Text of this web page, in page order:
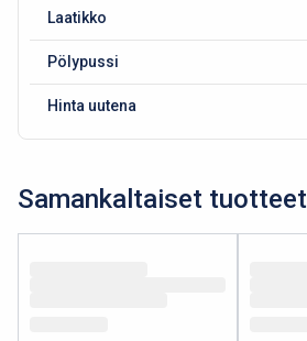
Laatikko
Pölypussi
Hinta uutena
Samankaltaiset tuotteet